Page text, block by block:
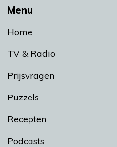
Menu
Home
TV & Radio
Prijsvragen
Puzzels
Recepten
Podcasts